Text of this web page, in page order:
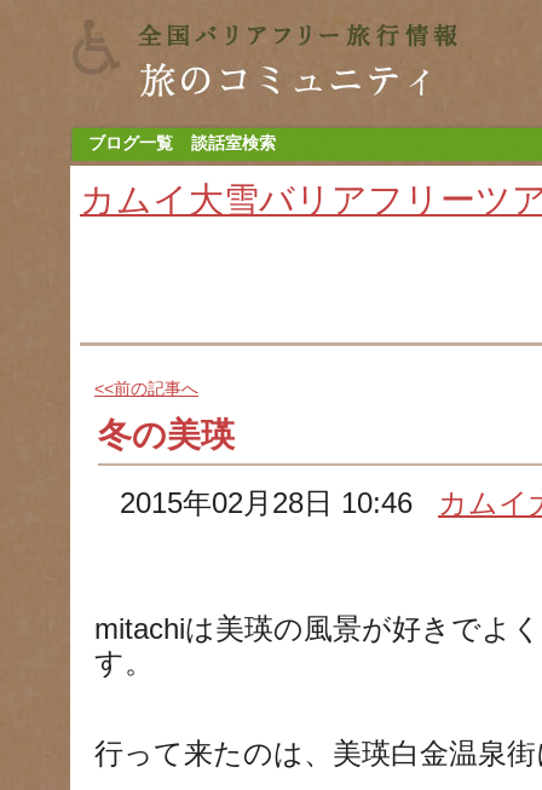
ブログ一覧 談話室検索
カムイ大雪バリアフリーツ
<<前の記事へ
冬の美瑛
2015年02月28日 10:46 カムイ
mitachiは美瑛の風景が好きでよ
す。
行って来たのは、美瑛白金温泉